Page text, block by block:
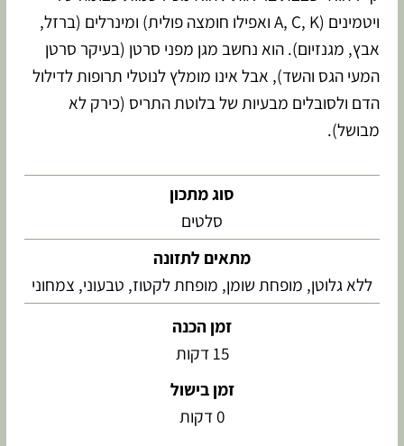
ויטמינים (A, C, K ואפילו חומצה פולית) ומינרלים (ברזל,
אבץ, מגנזיום). הוא נחשב מגן מפני סרטן (בעיקר סרטן
המעי הגס והשד), אבל אינו מומלץ לנוטלי תרופות לדילול
הדם ולסובלים מבעיות של בלוטת התריס (כירק לא
מבושל).
סוג מתכון
סלטים
מתאים לתזונה
ללא גלוטן, מופחת שומן, מופחת לקטוז, טבעוני, צמחוני
זמן הכנה
15 דקות
זמן בישול
0דקות